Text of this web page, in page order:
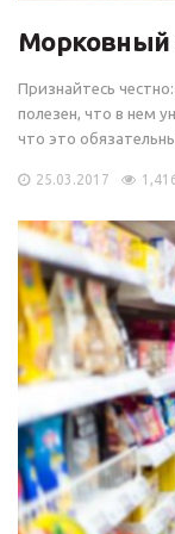
Морковный
Признайтесь
полезен, что в нем
что это
25.03.2017